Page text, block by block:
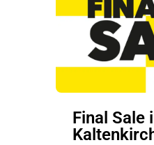
Final Sale